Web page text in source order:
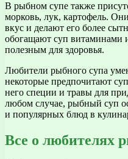
В рыбном супе также
морковь, лук, картофель.
вкус и делают его более
обогащают суп витаминами
полезным для здоровья.
Любители рыбного супа
некоторые предпочитают
него специи и травы для
любом случае, рыбный суп
и популярных блюд в
Все о любителях